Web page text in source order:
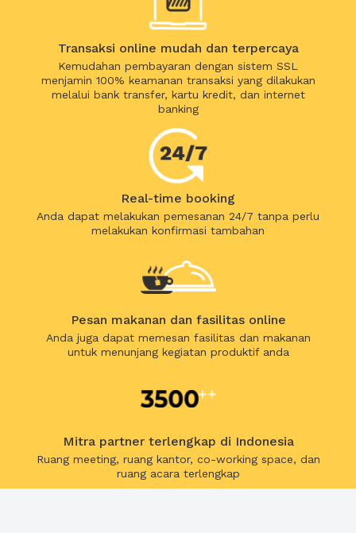
Transaksi online mudah dan terpercaya
Kemudahan pembayaran dengan sistem SSL
menjamin 100% keamanan transaksi yang dilakukan
melalui bank transfer, kartu kredit, dan internet
banking
Real-time booking
Anda dapat melakukan pemesanan 24/7 tanpa perlu
melakukan konfirmasi tambahan
Pesan makanan dan fasilitas online
Anda juga dapat memesan fasilitas dan makanan
untuk menunjang kegiatan produktif anda
Mitra partner terlengkap di Indonesia
Ruang meeting, ruang kantor, co-working space, dan
ruang acara terlengkap